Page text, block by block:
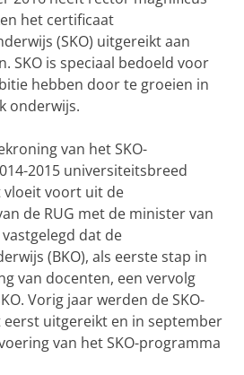
het certificaat
(SKO) uitgereikt aan
SKO is speciaal bedoeld voor
hebben door te groeien in
onderwijs.
van het SKO-
2015 universiteitsbreed
vloeit voort uit de
de RUG met de minister van
dat de
(BKO), als eerste stap in
van docenten, een vervolg
Vorig jaar werden de SKO-
uitgereikt en in september
van het SKO-programma